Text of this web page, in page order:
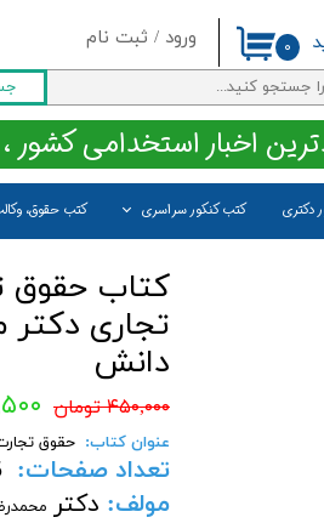
ورود / ثبت نام
حساب کاربری من
تغییر گذر واژه
سفارشات
خروج از حساب کاربری دکتری کتب کنکور سراسری کتب حقوق،
۰
اخبار استخدامی کشور
تجاری دکتر
دانش
۴۵۰,۰۰۰ تومان
عنوان کتاب: حقوق تجارت 1 کلیات، تاجر و اعمال تجاری دکتر محمدرضا پاسبان
تعداد صفحات:
مولف: دکتر